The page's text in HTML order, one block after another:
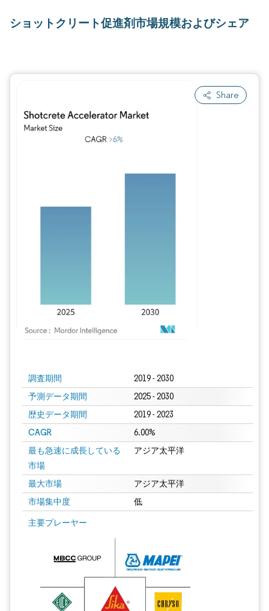
ショットクリート促進剤市場規模およびシェア
Share
調査期間 2019 - 2030
予測データ期間 2025 - 2030
歴史データ期間 2019 - 2023
CAGR 6.00%
最も急速に成長している
市場
アジア太平洋
最大市場 アジア太平洋
市場集中度 低
主要プレーヤー